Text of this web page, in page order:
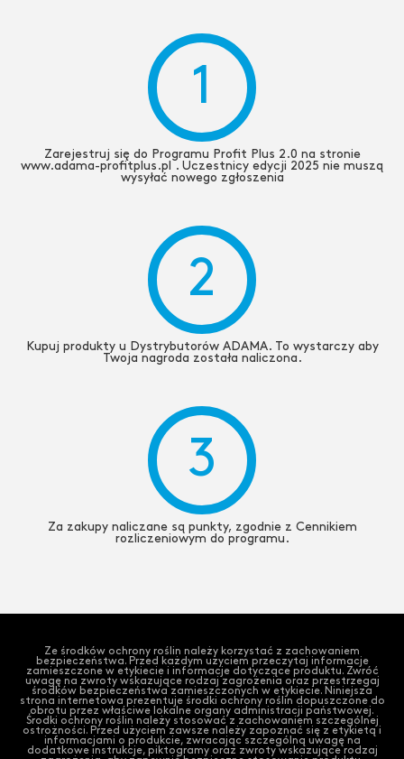
1
Zarejestruj się do Programu Profit Plus 2.0 na stronie
www.adama-profitplus.pl . Uczestnicy edycji 2025 nie muszą
wysyłać nowego zgłoszenia
2
Kupuj produkty u Dystrybutorów ADAMA. To wystarczy aby
Twoja nagroda została naliczona.
3
Za zakupy naliczane są punkty, zgodnie z Cennikiem
rozliczeniowym do programu.
Ze środków ochrony roślin należy korzystać z zachowaniem
bezpieczeństwa. Przed każdym użyciem przeczytaj informacje
zamieszczone w etykiecie i informacje dotyczące produktu. Zwróć
uwagę na zwroty wskazujące rodzaj zagrożenia oraz przestrzegaj
środków bezpieczeństwa zamieszczonych w etykiecie. Niniejsza
strona internetowa prezentuje środki ochrony roślin dopuszczone do
obrotu przez właściwe lokalne organy administracji państwowej.
Środki ochrony roślin należy stosować z zachowaniem szczególnej
ostrożności. Przed użyciem zawsze należy zapoznać się z etykietą i
informacjami o produkcie, zwracając szczególną uwagę na
dodatkowe instrukcje, piktogramy oraz zwroty wskazujące rodzaj